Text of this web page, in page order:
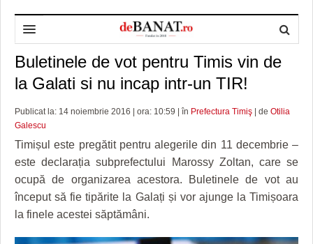
HOME
DESPRE NOI
REDACȚIA DEBANAT
POLITICA DE COOKIES
ADMINISTRAȚIE
PRIMĂRIA TIMIŞOARA
CONSILIUL JUDEŢEAN TIMIŞ
POLITICĂ
POLITICA
SPORT
FOTBAL JUDETEAN
DOSARELE DEBANAT
TIMP LIBER ȘI CULTURĂ
Buletinele de vot pentru Timis vin de
la Galati si nu incap intr-un TIR!
Publicat la: 14 noiembrie 2016 | ora: 10:59 | în Prefectura Timiş | de Otilia
Galescu
Timișul este pregătit pentru alegerile din 11 decembrie –
este declarația subprefectului Marossy Zoltan, care se
ocupă de organizarea acestora. Buletinele de vot au
început să fie tipărite la Galați și vor ajunge la Timișoara
la finele acestei săptămâni.